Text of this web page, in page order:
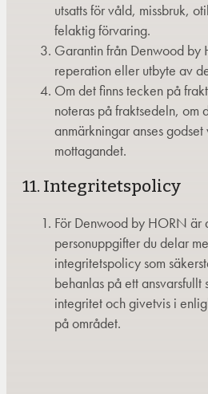
utsatts för våld, missbruk,
felaktig förvaring.
Garantin från Denwood by
reperation eller utbyte av
Om det finns tecken på
noteras på fraktsedeln, om
anmärkningar anses
mottagandet.
11. Integritetspolicy
För Denwood by HORN är
personuppgifter du delar
integritetspolicy som
behanlas på ett
integritet och givetvis i
på området.